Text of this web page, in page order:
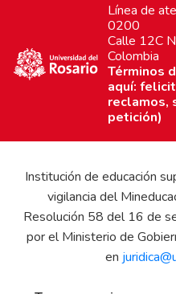
Línea de
0200
Calle 12C
Colombia
Términos
aquí:
reclamos,
petición)
Institución de educación
vigilancia del
Resolución 58 del 16 de
por el Ministerio de
en